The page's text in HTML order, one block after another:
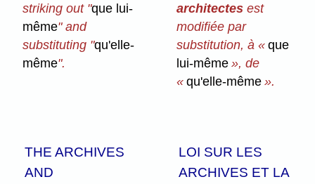
striking out "que lui-
même" and
substituting "qu'elle-
même".
architectes est
modifiée par
substitution, à «que
lui-même », de
«qu'elle-même ».
THE ARCHIVES
AND
LOI SUR LES
ARCHIVES ET LA